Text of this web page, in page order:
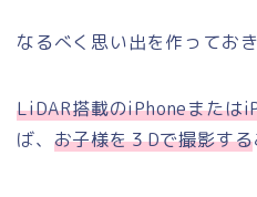
なるべく思い出を作ってお
LiDAR搭載のiPhoneまたは
ば、 お子様を３Dで撮影する